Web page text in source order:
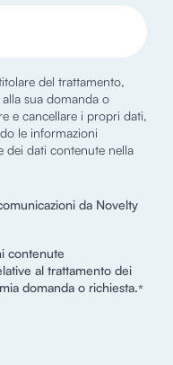
del trattamento,
sua domanda o
e cancellare i propri dati,
le informazioni
dei dati contenute nella
da Novelty
contenute
al trattamento dei
domanda o richiesta.*